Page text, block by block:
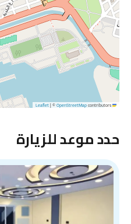
Leaflet
|©OpenStreetMapcontributors
حدد موعد للزيارة